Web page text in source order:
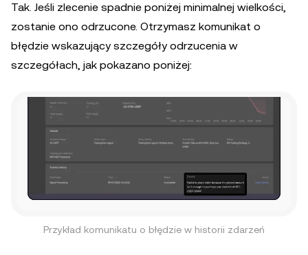
Tak. Jeśli zlecenie spadnie poniżej minimalnej wielkości,
zostanie ono odrzucone. Otrzymasz komunikat o
błędzie wskazujący szczegóły odrzucenia w
szczegółach, jak pokazano poniżej:
Przykład komunikatu o błędzie w historii zdarzeń